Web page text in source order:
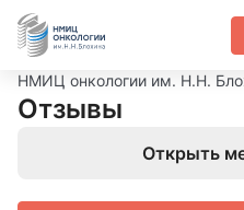
НМИЦ онкологии им. Н.Н.
Отзывы
Открыть